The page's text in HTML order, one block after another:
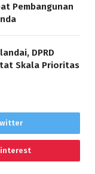
Pembangunan
DPRD
Skala Prioritas